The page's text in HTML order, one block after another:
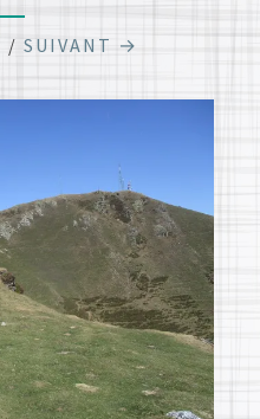
/ SUIVANT →